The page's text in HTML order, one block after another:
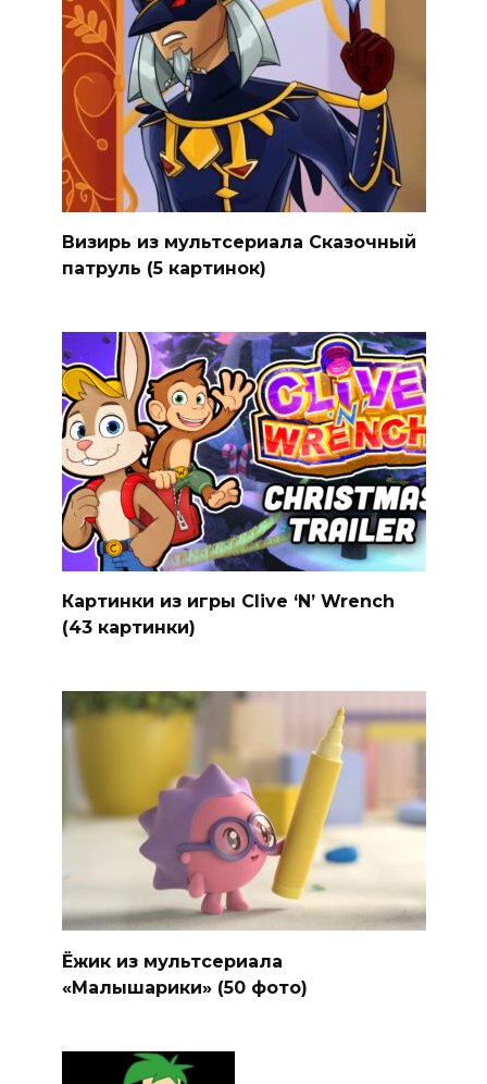
Визирь из мультсериала Сказочный
патруль (5 картинок)
Картинки из игры Clive ‘N’ Wrench
(43 картинки)
Ёжик из мультсериала
«Малышарики» (50 фото)